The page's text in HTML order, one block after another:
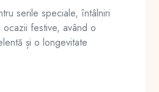
serile speciale, întâlniri
ocazii festive, având o
și o longevitate